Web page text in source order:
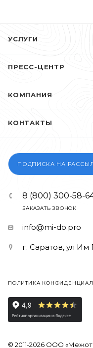
УСЛУГИ
ПРЕСС-ЦЕНТР
КОМПАНИЯ
КОНТАКТЫ
ПОДПИСКА НА
8 (800) 300-58-
ЗАКАЗАТЬ ЗВОНОК
info@mi-do.pro
г. Саратов, ул Им
ПОЛИТИКА
© 2011-2026 ООО